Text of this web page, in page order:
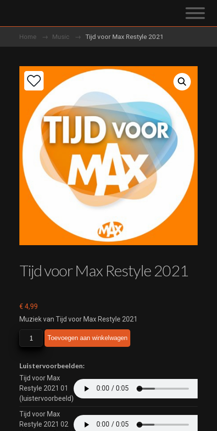
Home Music Tijd voor Max Restyle 2021
Tijd voor Max Restyle 2021
€ 4,99
Muziek van Tijd voor Max Restyle 2021
voor
Restyle
2021
aantal
Toevoegen aan winkelwagen
Luistervoorbeelden:
Tijd voor Max
Restyle 2021 01
(luistervoorbeeld)
Tijd voor Max
Restyle 2021 02